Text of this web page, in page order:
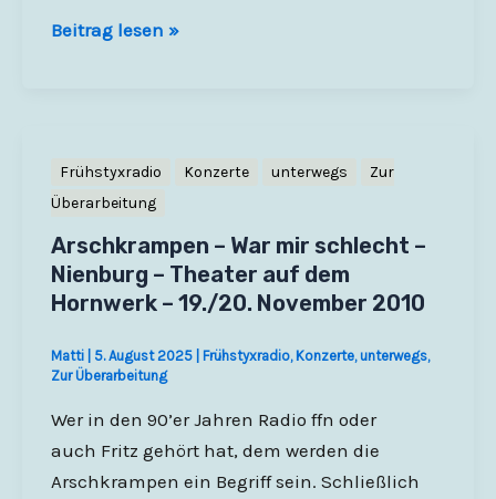
Ems
Ich
Beitrag lesen »
Frühstyxradio Konzerte unterwegs
Zur
Überarbeitung
Arschkrampen – War mir schlecht –
Nienburg – Theater auf dem
Hornwerk – 19./20. November 2010
Matti 5. August 2025 Frühstyxradio, Konzerte, unterwegs,
Zur Überarbeitung
Wer in den 90’er Jahren Radio ffn oder
auch Fritz gehört hat, dem werden die
Arschkrampen ein Begriff sein. Schließlich